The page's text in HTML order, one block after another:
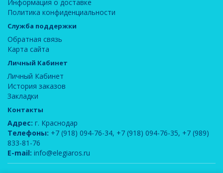
Информация о доставке
Политика конфиденциальности
Служба поддержки
Обратная связь
Карта сайта
Личный Кабинет
Личный Кабинет
История заказов
Закладки
Контакты
Адрес: г. Краснодар
Телефоны: +7 (918) 094-76-34, +7 (918) 094-76-35, +7 (989)
833-81-76
E-mail: info@elegiaros.ru